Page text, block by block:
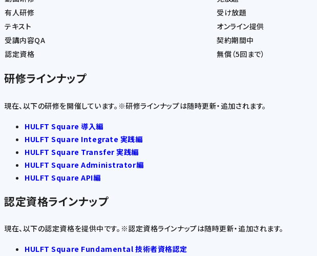
有人研修
受け放題
テキスト
オンライン提供
受講内容QA
契約期間中
認定資格
無償（5回まで）
研修ラインナップ
現在、以下の研修を開催しています。※研修ラインナップは随時更新・追加されます。
HULFT Square 導入編
HULFT Square Integrate 実践編
HULFT Square Transfer 実践編
HULFT Square Administrator編
HULFT Square API編
認定資格ラインナップ
現在、以下の認定資格を提供中です。※認定資格ラインナップは随時更新・追加されます。
HULFT Square Fundamental 技術者資格認定